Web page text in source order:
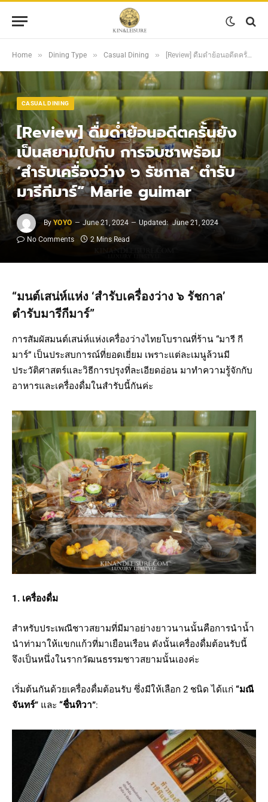
Home » Dining Type » Casual Dining » [Review] ดื่มด่ำย้อนอดีตครั้นยังเป็นสยามไปกับ การจิบชาพร้อม ‘สำรับเครื่องว่าง ๖ รัชกาล’ ตำรับมารีกีมาร์” Marie guimar
CASUAL DINING
[Review] ดื่มด่ำย้อนอดีตครั้นยัง
เป็นสยามไปกับ การจิบชาพร้อม
‘สำรับเครื่องว่าง ๖ รัชกาล’ ตำรับ
มารีกีมาร์” Marie guimar
By YOYO June 21, 2024 Updated: June 21, 2024
No Comments
2 Mins Read
“มนต์เสน่ห์แห่ง ‘สำรับเครื่องว่าง ๖ รัชกาล’
ตำรับมารีกีมาร์”
การสัมผัสมนต์เสน่ห์แห่งเครื่องว่างไทยโบราณที่ร้าน “มารี กี
มาร์” เป็นประสบการณ์ที่ยอดเยี่ยม เพราะแต่ละเมนูล้วนมี
ประวัติศาสตร์และวิธีการปรุงที่ละเอียดอ่อน มาทำความรู้จักกับ
อาหารและเครื่องดื่มในสำรับนี้กันค่ะ
1. เครื่องดื่ม
สำหรับประเพณีชาวสยามที่มีมาอย่างยาวนานนั้นคือการนำน้ำ
นำท่ามาให้แขกแก้วที่มาเยือนเรือน ดังนั้นเครื่องดื่มต้อนรับนี้
จึงเป็นหนึ่งในรากวัฒนธรรมชาวสยามนั้นเองค่ะ
เริ่มต้นกันด้วยเครื่องดื่มต้อนรับ ซึ่งมีให้เลือก 2 ชนิด ได้แก่ “มณี
จันทร์” และ “ชื่นทิวา”: